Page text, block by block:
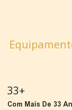
33+
Com Mais De 33